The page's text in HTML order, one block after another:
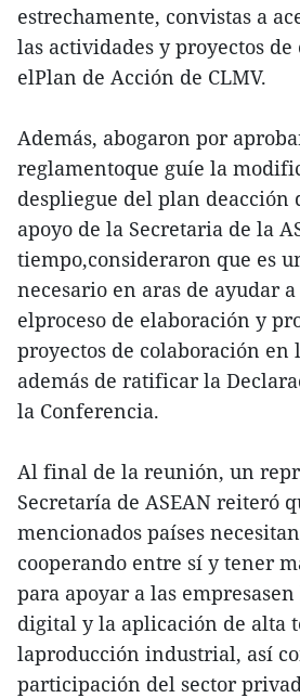
estrechamente, convistas a
las actividades y proyectos
elPlan de Acción de CLMV.
Además, abogaron por
reglamentoque guíe la
despliegue del plan deacción
apoyo de la Secretaria de la
tiempo,consideraron que es
necesario en aras de ayudar
elproceso de elaboración y
proyectos de colaboración en
además de ratificar la
la Conferencia.
Al final de la reunión, un
Secretaría de ASEAN reiteró
mencionados países
cooperando entre sí y tener
para apoyar a las
digital y la aplicación de alta
laproducción industrial, así
participación del sector